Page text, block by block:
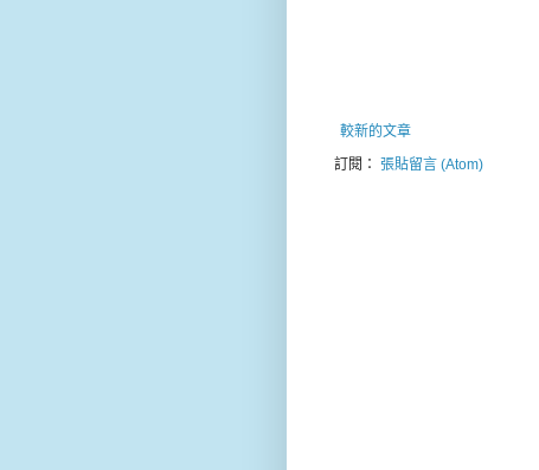
較新的文章
訂閱： 張貼留言 (Atom)